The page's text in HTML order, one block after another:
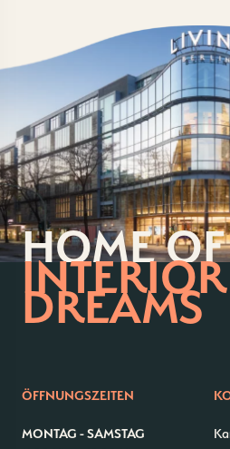
Anfahrt & Parken
HOME OF
INTERIOR
DREAMS
ÖFFNUNGSZEITEN
MONTAG - SAMSTAG